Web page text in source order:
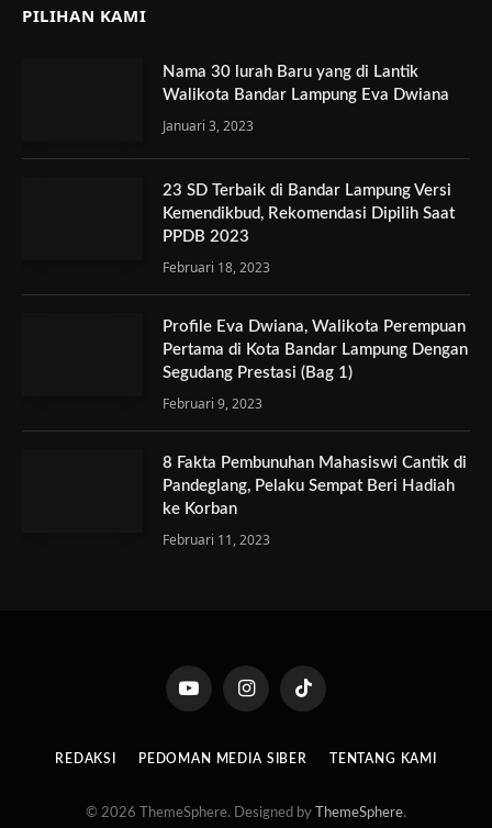
PILIHAN KAMI
Nama 30 lurah Baru yang di Lantik
Walikota Bandar Lampung Eva Dwiana
Januari 3, 2023
23 SD Terbaik di Bandar Lampung Versi
Kemendikbud, Rekomendasi Dipilih Saat
PPDB 2023
Februari 18, 2023
Profile Eva Dwiana, Walikota Perempuan
Pertama di Kota Bandar Lampung Dengan
Segudang Prestasi (Bag 1)
Februari 9, 2023
8 Fakta Pembunuhan Mahasiswi Cantik di
Pandeglang, Pelaku Sempat Beri Hadiah
ke Korban
Februari 11, 2023
YouTube InstagramTikTok
REDAKSI PEDOMAN MEDIA SIBER TENTANG KAMI
© 2026 ThemeSphere. Designed by ThemeSphere.